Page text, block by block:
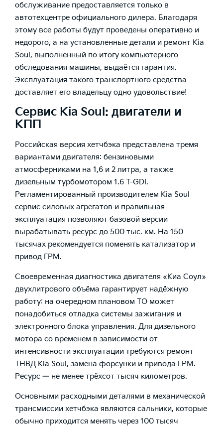
обслуживание предоставляется только в
автотехцентре официального дилера. Благодаря
этому все работы будут проведены оперативно и
недорого, а на установленные детали и ремонт Kia
Soul, выполненный по итогу компьютерного
обследования машины, выдаётся гарантия.
Эксплуатация такого транспортного средства
доставляет его владельцу одно удовольствие!
Сервис Kia Soul: двигатели и
КПП
Российская версия хетчбэка представлена тремя
вариантами двигателя: бензиновыми
атмосферниками на 1,6 и 2 литра, а также
дизельным турбомотором 1.6 T-GDI.
Регламентированный производителем Kia Soul
сервис силовых агрегатов и правильная
эксплуатация позволяют базовой версии
вырабатывать ресурс до 500 тыс. км. На 150
тысячах рекомендуется поменять катализатор и
привод ГРМ.
Своевременная диагностика двигателя «Киа Соул»
двухлитрового объёма гарантирует надёжную
работу: на очередном плановом ТО может
понадобиться отладка системы зажигания и
электронного блока управления. Для дизельного
мотора со временем в зависимости от
интенсивности эксплуатации требуются ремонт
ТНВД Kia Soul, замена форсунки и привода ГРМ.
Ресурс — не менее трёхсот тысяч километров.
Основными расходными деталями в механической
трансмиссии хетчбэка являются сальники, которые
обычно приходится менять через 100 тысяч